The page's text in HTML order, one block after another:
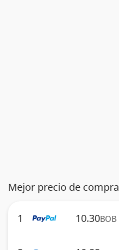
Mejor precio de compra
1 10.30BOB